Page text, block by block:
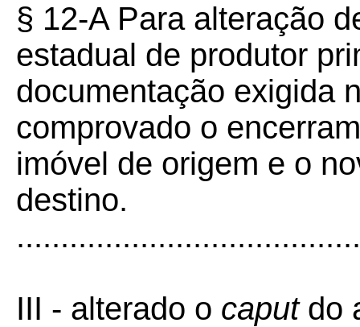
§ 12-A Para alteração
estadual de produtor
documentação exigida
comprovado o
imóvel de origem e o
destino.
III - alterado o caputdo